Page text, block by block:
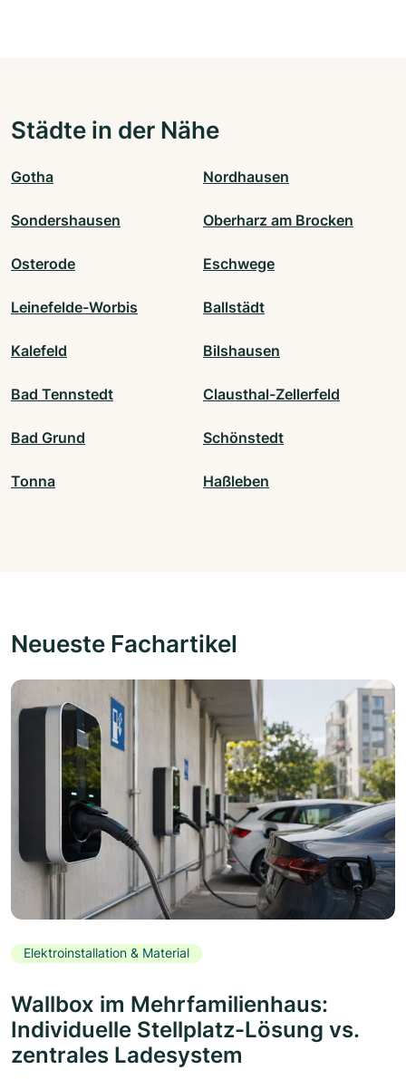
Städte in der Nähe
Gotha Nordhausen
Sondershausen Oberharz am Brocken
Osterode Eschwege
Leinefelde-Worbis Ballstädt
Kalefeld Bilshausen
Bad Tennstedt Clausthal-Zellerfeld
Bad Grund Schönstedt
Tonna Haßleben
Neueste Fachartikel
Elektroinstallation & Material
Wallbox im Mehrfamilienhaus:
Individuelle Stellplatz-Lösung vs.
zentrales Ladesystem